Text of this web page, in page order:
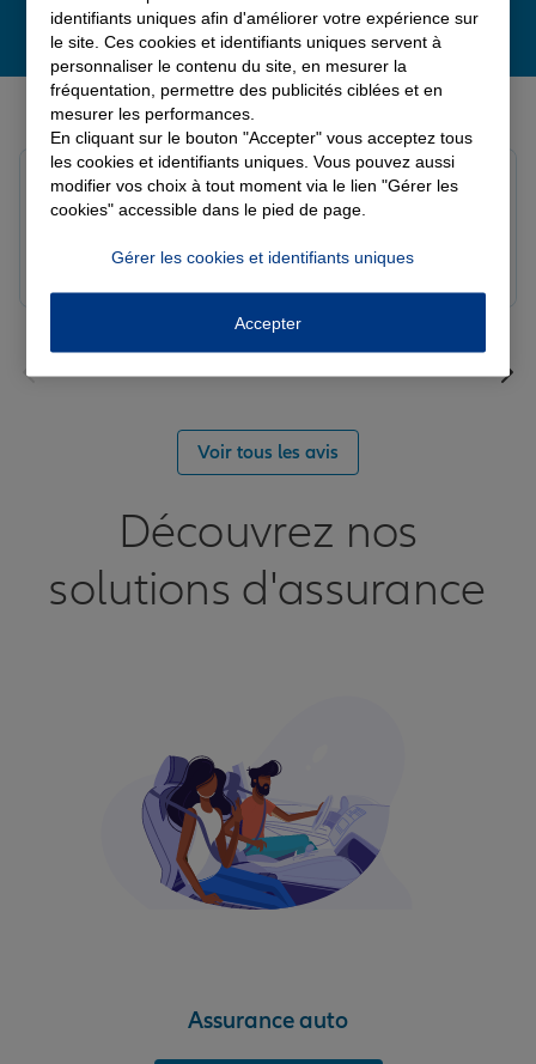
Derniers avis de nos agences Allianz
Note de 5 sur 5
Le 07/08/2026 - Agence NANTERRE
Merci à Madi pour son écoute et ces conseils précieux.
Yayaya M.
Voir tous les avis
Découvrez nos
solutions d'assurance
Assurance auto
identifiants uniques afin d'améliorer votre expérience sur
le site. Ces cookies et identifiants uniques servent à
personnaliser le contenu du site, en mesurer la
fréquentation, permettre des publicités ciblées et en
mesurer les performances.
En cliquant sur le bouton "Accepter" vous acceptez tous
les cookies et identifiants uniques. Vous pouvez aussi
modifier vos choix à tout moment via le lien "Gérer les
cookies" accessible dans le pied de page.
Gérer les cookies et identifiants uniques
Accepter